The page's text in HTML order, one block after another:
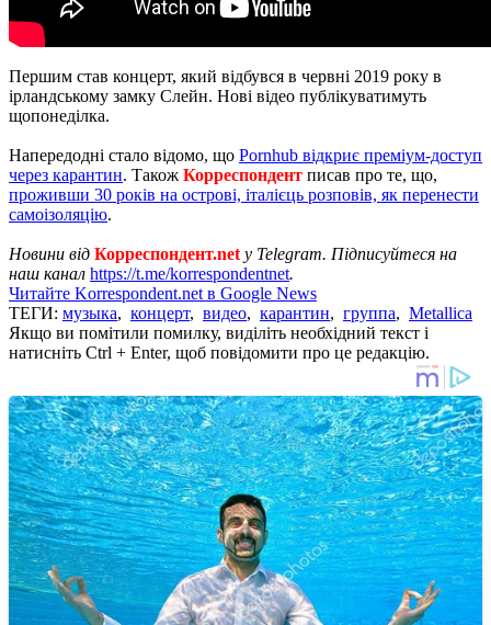
Першим став концерт, який відбувся в червні 2019 року в
ірландському замку Слейн. Нові відео публікуватимуть
щопонеділка.
Напередодні стало відомо, що Pornhub відкриє преміум-доступ
через карантин. Також Корреспондент писав про те, що,
проживши 30 років на острові, італієць розповів, як перенести
самоізоляцію.
Новини від Корреспондент.net у Telegram. Підписуйтеся на
наш канал https://t.me/korrespondentnet.
Читайте Korrespondent.net в Google News
ТЕГИ: музыка, концерт, видео, карантин, группа, Metallica
Якщо ви помітили помилку, виділіть необхідний текст і
натисніть Ctrl + Enter, щоб повідомити про це редакцію.